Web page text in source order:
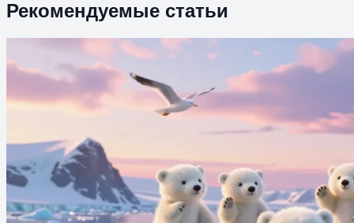
Рекомендуемые статьи